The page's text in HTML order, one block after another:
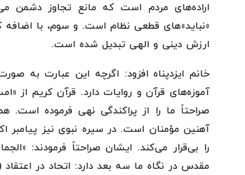
اراده‌های مردم است که مانع تجاوز
«نباید»های قطعی نظام است. و سوم، با
ارزش دینی و الهی تبدیل شده است.
خانم ایزدپناه افزود: اگرچه این عبارت به
آموزه‌های قرآن و روایات دارد. قرآن کریم از
صراحتاً ما را از پراکندگی نهی فرموده
آهنین مؤمنان است. در سیره نبوی نیز پیامبر
را بی‌قرار می‌کند. ایشان صراحتاً فرمودند:
مقدس در نگاه ما سه بعد دارد: اتحاد در اعتقاد